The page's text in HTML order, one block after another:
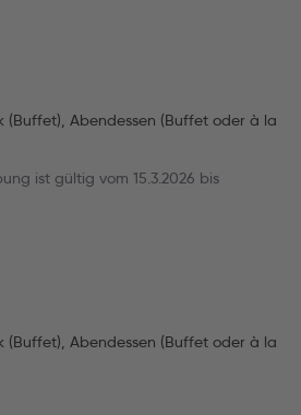
(Buffet), Abendessen (Buffet oder à la
ist gültig vom 15.3.2026 bis
(Buffet), Abendessen (Buffet oder à la